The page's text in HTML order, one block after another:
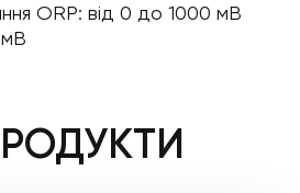
ORP: від 0 до 1000 мВ
мВ